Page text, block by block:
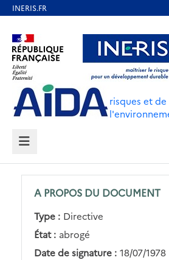
contenu
principal
Aller au contenu Aller au
Aller au pied de page
risques et
MENU
A PROPOS DU DOCUMENT
Type : Directive
État : abrogé
Date de signature : 18/07/1978